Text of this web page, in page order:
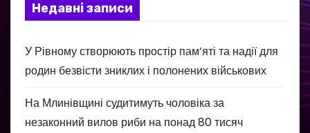
Недавні записи
У Рівному створюють простір пам’яті та надії для
родин безвісти зниклих і полонених військових
На Млинівщині судитимуть чоловіка за
незаконний вилов риби на понад 80 тисяч